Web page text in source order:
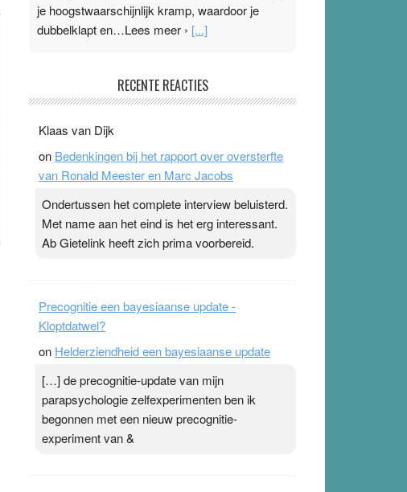
je hoogstwaarschijnlijk kramp, waardoor je
dubbelklapt en…Lees meer › [...]
Ward van Beek
topsporters. Ze hopen ermee hun hartslag te
verlagen terwijl ze meer zuurstof opnemen.
Daarop heeft zo’n pleister geen effect. Maar het
zijn. Door…Lees meer Pleisterplakkers in de
topspsort › [...]
RECENTE REACTIES
Klaas van Dijk
on Bedenkingen bij het rapport over oversterfte
van Ronald Meester en Marc Jacobs
Ondertussen het complete interview beluisterd.
Met name aan het eind is het erg interessant.
Ab Gietelink heeft zich prima voorbereid.
Precognitie een bayesiaanse update -
Kloptdatwel?
on Helderziendheid een bayesiaanse update
[…] de precognitie-update van mijn
parapsychologie zelfexperimenten ben ik
begonnen met een nieuw precognitie-
experiment van &